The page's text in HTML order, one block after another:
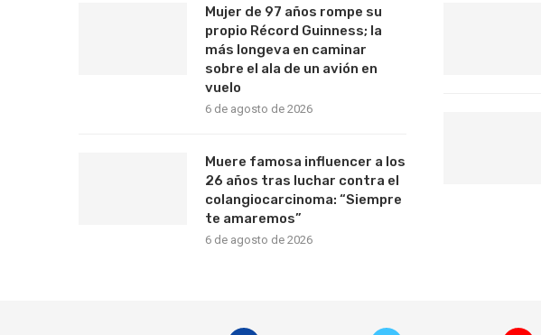
Mujer de 97 años rompe su
propio Récord Guinness; la
más longeva en caminar
sobre el ala de un avión en
vuelo
6 de agosto de 2026
Muere famosa influencer a los
26 años tras luchar contra el
colangiocarcinoma: “Siempre
te amaremos”
6 de agosto de 2026